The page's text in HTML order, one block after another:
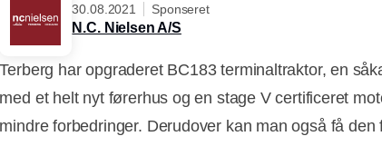
30.08.2021 Sponseret
N.C. Nielsen A/S
Terberg har opgraderet BC183 terminaltraktor, en
med et helt nyt førerhus og en stage V certificeret
mindre forbedringer. Derudover kan man også få den